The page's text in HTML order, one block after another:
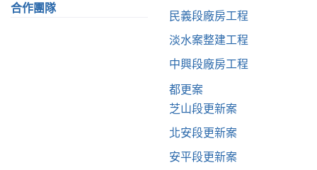
合作團隊
民義段廠房工程
淡水案整建工程
中興段廠房工程
都更案
芝山段更新案
北安段更新案
安平段更新案